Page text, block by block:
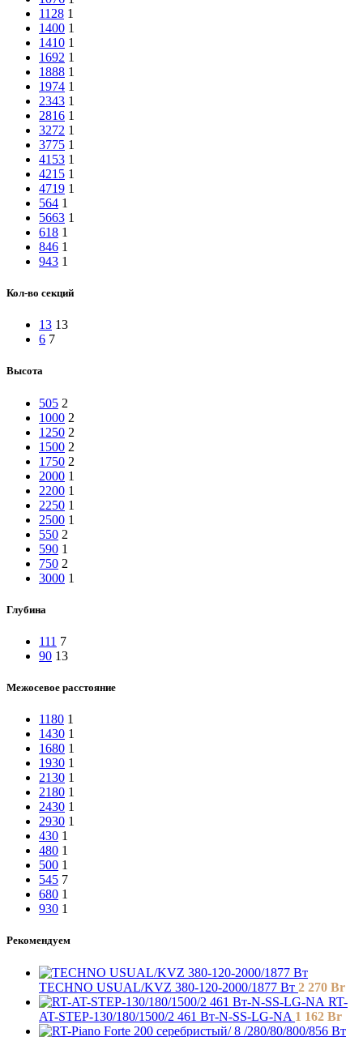
1128 1
1400 1
1410 1
1692 1
1888 1
1974 1
2343 1
2816 1
3272 1
3775 1
4153 1
4215 1
4719 1
564 1
5663 1
618 1
846 1
943 1
Кол-во секций
13 13
6 7
Высота
505 2
1000 2
1250 2
1500 2
1750 2
2000 1
2200 1
2250 1
2500 1
550 2
590 1
750 2
3000 1
Глубина
111 7
90 13
Межосевое расстояние
1180 1
1430 1
1680 1
1930 1
2130 1
2180 1
2430 1
2930 1
430 1
480 1
500 1
545 7
680 1
930 1
Рекомендуем
TECHNO USUAL/KVZ 380-120-2000/1877 Вт 2 270 Br
RT-
AT-STEP-130/180/1500/2 461 Вт-N-SS-LG-NA 1 162 Br